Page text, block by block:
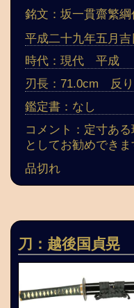
銘文：坂一貫齋繁綱
平成二十九年五月吉
時代：現代 平成
刃長：71.0cm 反
鑑定書：なし
コメント：定寸あ
としてお勧めできま
品切れ
刀：越後国貞晃